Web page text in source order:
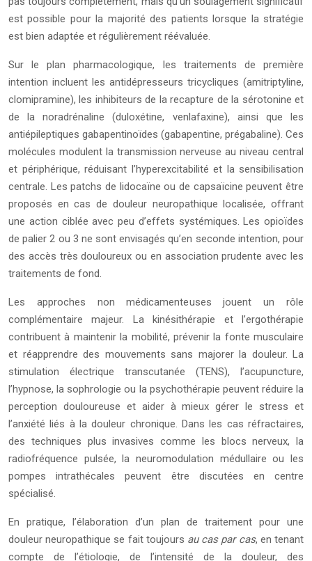
est possible pour la majorité des patients lorsque la stratégie
est bien adaptée et régulièrement réévaluée.
Sur le plan pharmacologique, les traitements de première
intention incluent les antidépresseurs tricycliques (amitriptyline,
clomipramine), les inhibiteurs de la recapture de la sérotonine et
de la noradrénaline (duloxétine, venlafaxine), ainsi que les
antiépileptiques gabapentinoïdes (gabapentine, prégabaline). Ces
molécules modulent la transmission nerveuse au niveau central
et périphérique, réduisant l’hyperexcitabilité et la sensibilisation
centrale. Les patchs de lidocaïne ou de capsaïcine peuvent être
proposés en cas de douleur neuropathique localisée, offrant
une action ciblée avec peu d’effets systémiques. Les opioïdes
de palier 2 ou 3 ne sont envisagés qu’en seconde intention, pour
des accès très douloureux ou en association prudente avec les
traitements de fond.
Les approches non médicamenteuses jouent un rôle
complémentaire majeur. La kinésithérapie et l’ergothérapie
contribuent à maintenir la mobilité, prévenir la fonte musculaire
et réapprendre des mouvements sans majorer la douleur. La
stimulation électrique transcutanée (TENS), l’acupuncture,
l’hypnose, la sophrologie ou la psychothérapie peuvent réduire la
perception douloureuse et aider à mieux gérer le stress et
l’anxiété liés à la douleur chronique. Dans les cas réfractaires,
des techniques plus invasives comme les blocs nerveux, la
radiofréquence pulsée, la neuromodulation médullaire ou les
pompes intrathécales peuvent être discutées en centre
spécialisé.
En pratique, l’élaboration d’un plan de traitement pour une
douleur neuropathique se fait toujours au cas par cas, en tenant
compte de l’étiologie, de l’intensité de la douleur, des